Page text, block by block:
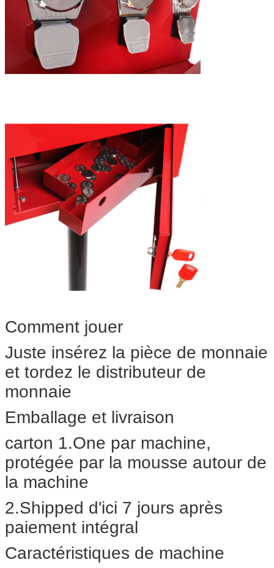
Comment jouer
Juste insérez la pièce de monnaie
et tordez le distributeur de
monnaie
Emballage et livraison
carton 1.One par machine,
protégée par la mousse autour de
la machine
2.Shipped d'ici 7 jours après
paiement intégral
Caractéristiques de machine